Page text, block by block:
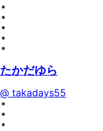
たかだゆら
@ takadays55